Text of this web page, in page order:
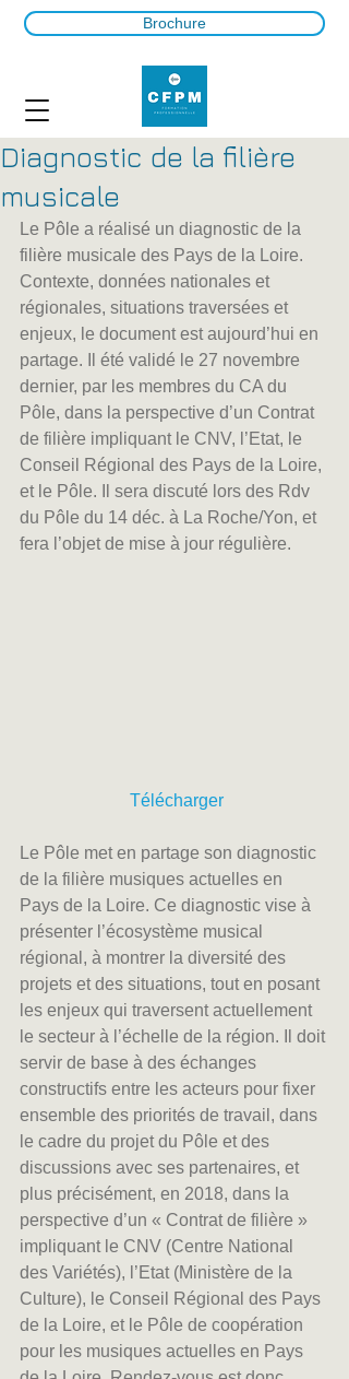
Brochure
Diagnostic de la filière
musicale
Le Pôle a réalisé un diagnostic de la
filière musicale des Pays de la Loire.
Contexte, données nationales et
régionales, situations traversées et
enjeux, le document est aujourd’hui en
partage. Il été validé le 27 novembre
dernier, par les membres du CA du
Pôle, dans la perspective d’un Contrat
de filière impliquant le CNV, l’Etat, le
Conseil Régional des Pays de la Loire,
et le Pôle. Il sera discuté lors des Rdv
du Pôle du 14 déc. à La Roche/Yon, et
fera l’objet de mise à jour régulière.
Télécharger
Le Pôle met en partage son diagnostic
de la filière musiques actuelles en
Pays de la Loire. Ce diagnostic vise à
présenter l’écosystème musical
régional, à montrer la diversité des
projets et des situations, tout en posant
les enjeux qui traversent actuellement
le secteur à l’échelle de la région. Il doit
servir de base à des échanges
constructifs entre les acteurs pour fixer
ensemble des priorités de travail, dans
le cadre du projet du Pôle et des
discussions avec ses partenaires, et
plus précisément, en 2018, dans la
perspective d’un « Contrat de filière »
impliquant le CNV (Centre National
des Variétés), l’Etat (Ministère de la
Culture), le Conseil Régional des Pays
de la Loire, et le Pôle de coopération
pour les musiques actuelles en Pays